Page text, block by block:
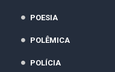
POESIA
POLÊMICA
POLÍCIA